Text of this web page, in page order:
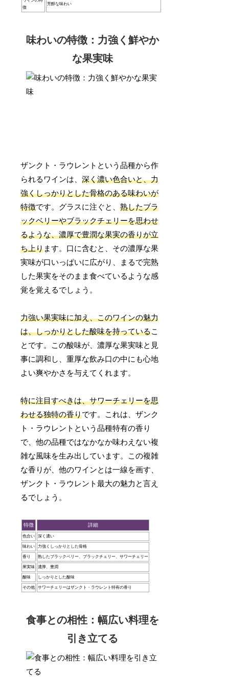
徴
芳醇な味わい
味わいの特徴：力強く鮮やか
な果実味
ザンクト・ラウレントという品種から作
られるワインは、深く濃い色合いと、力
強くしっかりとした骨格のある味わいが
特徴です。グラスに注ぐと、熟したブラ
ックベリーやブラックチェリーを思わせ
るような、濃厚で豊潤な果実の香りが立
ち上ります。口に含むと、その濃厚な果
実味が口いっぱいに広がり、まるで完熟
した果実をそのまま食べているような感
覚を覚えるでしょう。
力強い果実味に加え、このワインの魅力
は、しっかりとした酸味を持っているこ
とです。この酸味が、濃厚な果実味と見
事に調和し、重厚な飲み口の中にも心地
よい爽やかさを与えてくれます。
特に注目すべきは、サワーチェリーを思
わせる独特の香りです。これは、ザンク
ト・ラウレントという品種特有の香り
で、他の品種ではなかなか味わえない複
雑な風味を生み出しています。この複雑
な香りが、他のワインとは一線を画す、
ザンクト・ラウレント最大の魅力と言え
るでしょう。
特徴 詳細
色合い 深く濃い
味わい 力強くしっかりとした骨格
香り 熟したブラックベリー、ブラックチェリー、サワーチェリー
果実味 濃厚、豊潤
酸味 しっかりとした酸味
その他 サワーチェリーはザンクト・ラウレント特有の香り
食事との相性：幅広い料理を
引き立てる